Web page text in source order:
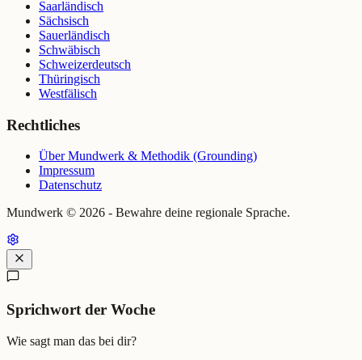
Saarländisch
Sächsisch
Sauerländisch
Schwäbisch
Schweizerdeutsch
Thüringisch
Westfälisch
Rechtliches
Über Mundwerk & Methodik (Grounding)
Impressum
Datenschutz
Mundwerk © 2026 - Bewahre deine regionale Sprache.
Sprichwort der Woche
Wie sagt man das bei dir?